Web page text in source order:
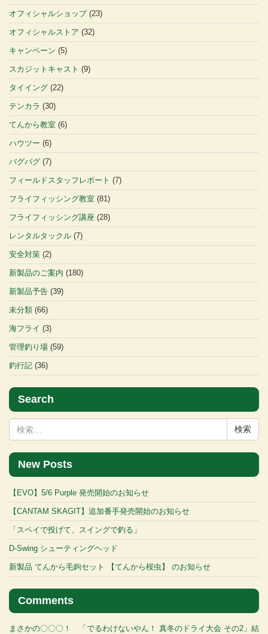
オフィシャルショップ(23)
オフィシャルストア (32)
キャンペーン (5)
スカジットキャスト (9)
タイイング (22)
テンカラ (30)
てんから教室 (6)
ハウツー (6)
バグバグ (7)
フィールドスタッフレポート (7)
フライフィッシング教室 (81)
フライフィッシング講座 (28)
レンタルタックル (7)
安全対策 (2)
新製品のご案内 (180)
新製品予告 (39)
未分類 (66)
海フライ (3)
管理釣り場 (59)
釣行記 (36)
Search
索:
New Posts
【EVO】5/6 Purple 発売開始のお知らせ
【CANTAM SKAGIT】追加番手発売開始のお知らせ
「スペイで投げて、スイングで釣る」
D-Swing シューティングヘッド
新製品 てんから毛鉤セット 【てんから桜虫】 のお知らせ
Comments
まさかの〇〇〇！ 「でるわけないやん！ 真冬のドライ大会 その2」結